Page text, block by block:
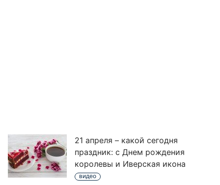
21 апреля – какой сегодня
праздник: с Днем рождения
королевы и Иверская икона
видео